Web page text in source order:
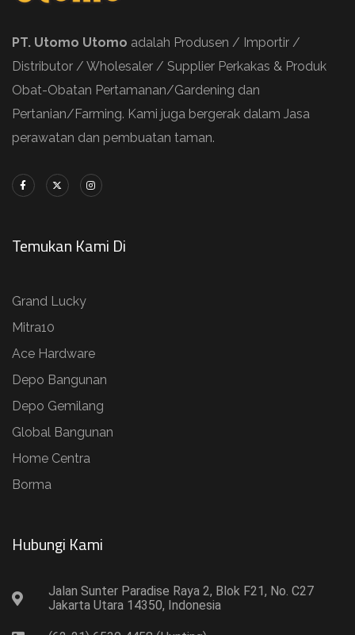
PT. Utomo Utomo adalah Produsen / Importir /
Distributor / Wholesaler / Supplier Perkakas & Produk
Obat-Obatan Pertamanan/Gardening dan
Pertanian/Farming. Kami juga bergerak dalam Jasa
perawatan dan pembuatan taman.
Temukan Kami Di
Grand Lucky
Mitra10
Ace Hardware
Depo Bangunan
Depo Gemilang
Global Bangunan
Home Centra
Borma
Hubungi Kami​
Jalan Sunter Paradise Raya 2, Blok F21, No. C27
Jakarta Utara 14350, Indonesia